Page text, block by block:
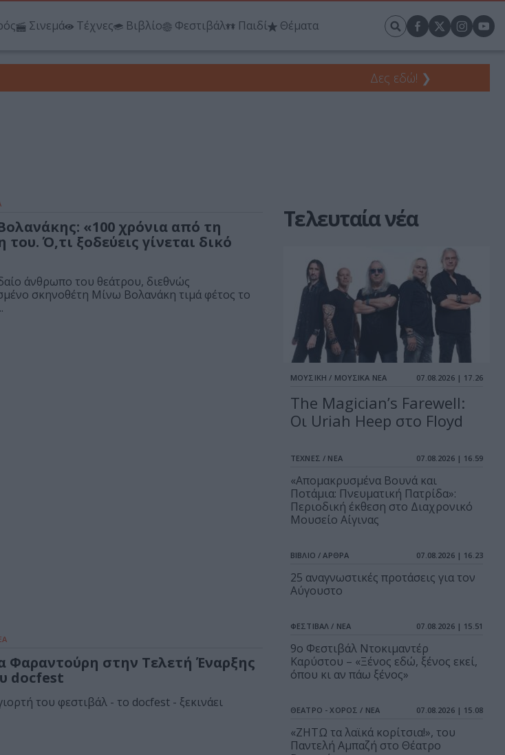
Σινεμά Τέχνες Βιβλίο Φεστιβάλ Παιδί Θέματα
Δες εδώ! ❯
«100 χρόνια από τη
του. Ό,τι ξοδεύεις γίνεται δικό
άνθρωπο του θεάτρου, διεθνώς
σκηνοθέτη Μίνω Βολανάκη τιμά φέτος το
Φαραντούρη στην Τελετή Έναρξης
docfest
του φεστιβάλ - το docfest - ξεκινάει
Τελευταία νέα
ΜΟΥΣΙΚΗ / ΜΟΥΣΙΚΑ ΝΕΑ 07.08.2026 | 17.26
The Magician’s Farewell:
Οι Uriah Heep στο Floyd
ΤΕΧΝΕΣ / ΝΕΑ 07.08.2026 | 16.59
«Απομακρυσμένα Βουνά και
Ποτάμια: Πνευματική Πατρίδα»:
Περιοδική έκθεση στο Διαχρονικό
Μουσείο Αίγινας
ΒΙΒΛΙΟ / ΑΡΘΡΑ 07.08.2026 | 16.23
25 αναγνωστικές προτάσεις για τον
Αύγουστο
ΦΕΣΤΙΒΑΛ / ΝΕΑ 07.08.2026 | 15.51
9ο Φεστιβάλ Ντοκιμαντέρ
Καρύστου – «Ξένος εδώ, ξένος εκεί,
όπου κι αν πάω ξένος»
ΘΕΑΤΡΟ - ΧΟΡΟΣ / ΝΕΑ 07.08.2026 | 15.08
«ΖΗΤΩ τα λαϊκά κορίτσια!», του
Παντελή Αμπαζή στο Θέατρο